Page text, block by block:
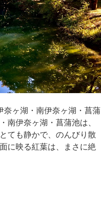
奈ヶ湖・南伊奈ヶ湖・菖蒲
南伊奈ヶ湖・菖蒲池は、
ても静かで、のんびり散
に映る紅葉は、まさに絶